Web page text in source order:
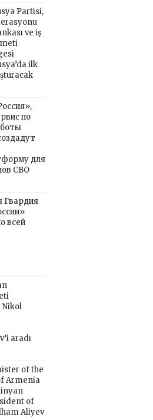
Partisi,
ve iş
ilk
по
для
СВО
Гвардия
всей
Nikol
aradı
of the
Armenia
of
Aliyev